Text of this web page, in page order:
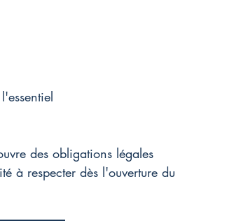
des obligations légales
à respecter dès l'ouverture du